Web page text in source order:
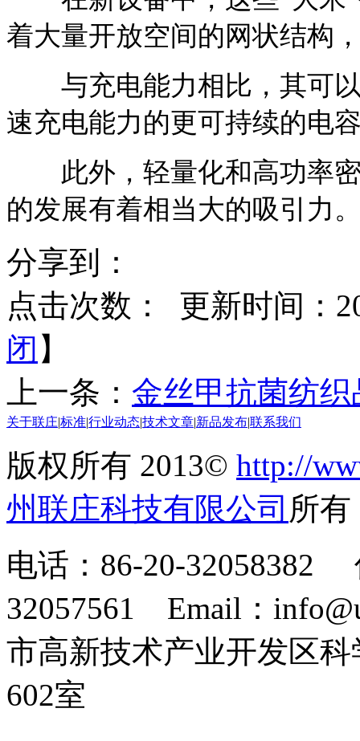
着大量开放空间的网状结构
与充电能力相比，其可以
速充电能力的更可持续的电
此外，轻量化和高功率密
的发展有着相当大的吸引力
分享到：
点击次数：
更新时间：
闭 】
上一条： 金丝甲抗菌纺织
关于联庄标准行业动态技术文章 新品发布联系我们
版权所有 2013© http://
州联庄科技有限公司 所
电话：86-20-32058382
32057561 Email：
市高新技术产业开发区
602室